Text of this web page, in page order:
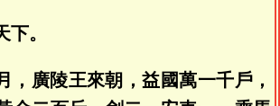
下。
，廣陵王來朝，益國萬一千戶，